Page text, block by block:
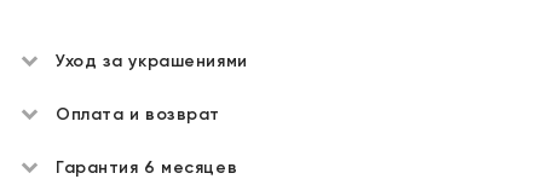
Уход за украшениями
Оплата и возврат
Гарантия 6 месяцев